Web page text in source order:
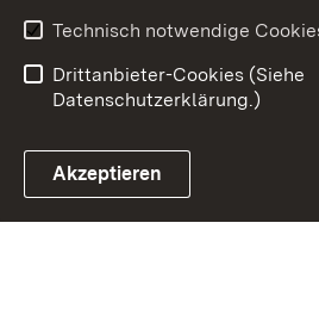
Technisch notwendige
Drittanbieter-Cookies (Siehe
Datenschutzerklärung.)
Akzeptieren